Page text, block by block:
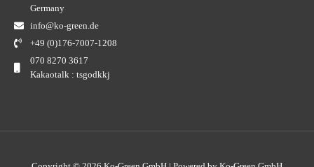
Germany
info@ko-green.de
+49 (0)176-7007-1208
070 8270 3617
Kakaotalk : tsgodkkj